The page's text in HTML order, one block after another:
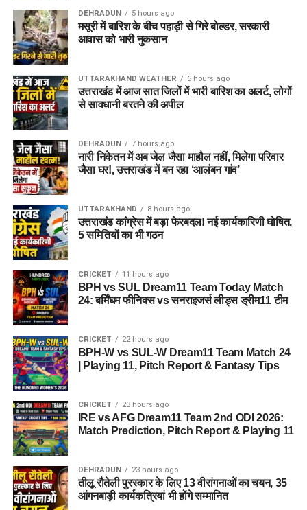
किया जाएगा, जहां सुरक्षा के साथ रहने, पढ़ाई, दैनिक जीवन और सामाजिक
विकास से जुड़ी सुविधाएं उपलब्ध होंगी।
परिसर को आधुनिक सुविधाओं से लैस करने की योजना है। यहां आंगनबाड़ी
केंद्र भी खोले जाएंगे। जरूरत पड़ने पर प्राथमिक विद्यालय की सुविधा भी
उपलब्ध कराई जा सकती है। इस पहल का मकसद सिर्फ महिलाओं और
बच्चों को रहने की जगह देना नहीं, बल्कि उन्हें ऐसा वातावरण उपलब्ध कराना
है, जहां वे खुद को सुरक्षित, सम्मानित और परिवार का हिस्सा महसूस कर
सकें।
5 एकड़ जमीन की हो रही है तलाश
आलंबन गांव विकसित करने के लिए करीब 5 एकड़ जमीन की आवश्यकता
बताई गई है। विभाग की पहली प्राथमिकता देहरादून जिले या उसके
आसपास जमीन तलाशने की थी, लेकिन फिलहाल उपयुक्त जमीन उपलब्ध
नहीं हो पाई है। अब विभाग की ओर से हरिद्वार और आसपास के क्षेत्रों में
जमीन की तलाश की जा रही है। अधिकारियों को उम्मीद है कि हरिद्वार में
इसके लिए उपयुक्त जमीन मिल सकती है।
इसके अलावा उत्तरकाशी जिले के चिन्यालीसौड़ में भी एक जमीन को लेकर
संभावनाएं देखी जा रही हैं। विभाग यह जांच कर रहा है कि वहां की जमीन
और परिस्थितियां आलंबन गांव के निर्माण के लिए उपयुक्त हैं या नहीं।
महिलाओं और बच्चों को मिलेगा नया जीवन
आलंबन गांव की यह योजना सिर्फ एक नया भवन या परिसर तैयार करने की
कवायद नहीं है, बल्कि नारी निकेतन में रहने वाली महिलाओं और बच्चों के
प्रति सोच में बदलाव की कोशिश भी है।
अगर यह योजना धरातल पर उतरती है तो संस्थागत जीवन की जगह उन्हें
परिवार जैसा माहौल, बेहतर स्वतंत्रता और सामाजिक वातावरण मिल
DEHRADUN 5 hours ago
मसूरी में बारिश के बीच पहाड़ी से गिरे बोल्डर, सरकारी
आवास को भारी नुकसान
UTTARAKHAND WEATHER 6 hours ago
उत्तराखंड में आज सात जिलों में भारी बारिश का अलर्ट, लोगों
से सावधानी बरतने की अपील
DEHRADUN 7 hours ago
नारी निकेतन में अब जेल जैसा माहौल नहीं, मिलेगा परिवार
जैसा घर!, उत्तराखंड में बन रहा ‘आलंबन गांव’
UTTARAKHAND 8 hours ago
उत्तराखंड कांग्रेस में बड़ा फेरबदल! नई कार्यकारिणी घोषित,
5 समितियों का भी गठन
CRICKET 11 hours ago
BPH vs SUL Dream11 Team Today Match
24: बर्मिंघम फीनिक्स vs सनराइजर्स लीड्स ड्रीम11 टीम
CRICKET 22 hours ago
BPH-W vs SUL-W Dream11 Team Match 24
| Playing 11, Pitch Report & Fantasy Tips
CRICKET 23 hours ago
IRE vs AFG Dream11 Team 2nd ODI 2026:
Match Prediction, Pitch Report & Playing 11
DEHRADUN 23 hours ago
तीलू रौतेली पुरस्कार के लिए 13 वीरांगनाओं का चयन, 35
आंगनबाड़ी कार्यकत्रियां भी होंगे सम्मानित